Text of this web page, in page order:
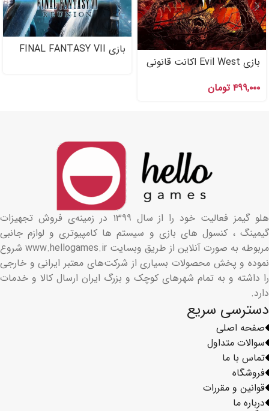
بازی Evil West اکانت قانونی
۴۹۹,۰۰۰ تومان
بازی FINAL FANTASY VII
فروشگاه
قوانین و مقررات
درباره ما
دسترسی سریع
صفحه اصلی
سوالات متداول
تماس با ما
هلو گیمز فعالیت خود را از سال ۱۳۹۹ در زمینه‌ی فروش تجهیزات
گیمینگ ، کنسول های بازی و سیستم ها کامپیوتری و لوازم جانبی
مربوطه به صورت آنلاین از طریق وبسایت www.hellogames.ir شروع
نموده و پخش محصولات بسیاری از شرکت‌های معتبر ایرانی و خارجی
را داشته و به تمام شهرهای کوچک و بزرگ ایران ارسال کالا و خدمات
دارد.